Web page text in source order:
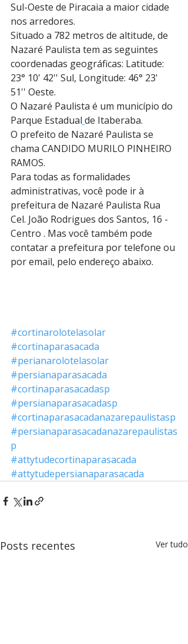
Sul-Oeste de Piracaia a maior cidade
nos arredores.
Situado a 782 metros de altitude, de
Nazaré Paulista tem as seguintes
coordenadas geográficas: Latitude:
23° 10' 42'' Sul, Longitude: 46° 23'
51'' Oeste.
O Nazaré Paulista é um município do
Parque Estadual de Itaberaba.
O prefeito de Nazaré Paulista se
chama CANDIDO MURILO PINHEIRO
RAMOS.
Para todas as formalidades
administrativas, você pode ir à
prefeitura de Nazaré Paulista Rua
Cel. João Rodrigues dos Santos, 16 -
Centro . Mas você também pode
contatar a prefeitura por telefone ou
por email, pelo endereço abaixo.
#cortinarolotelasolar
#cortinaparasacada
#perianarolotelasolar
#persianaparasacada
#cortinaparasacadasp
#persianaparasacadasp
#cortinaparasacadanazarepaulistasp
#persianaparasacadanazarepaulistas
p
#attytudecortinaparasacada
#attytudepersianaparasacada
Posts recentes Ver tudo